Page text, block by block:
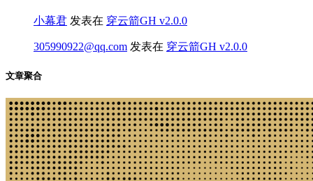
小幕君 发表在 穿云箭GH v2.0.0
305990922@qq.com 发表在 穿云箭GH v2.0.0
文章聚合